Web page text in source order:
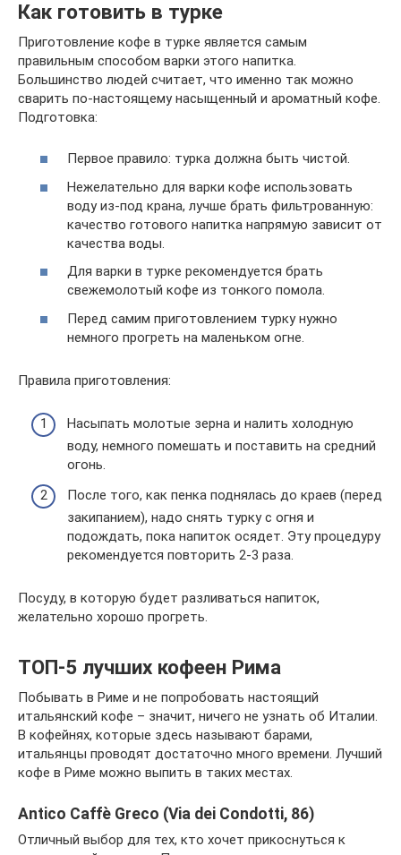
Как готовить в турке
Приготовление кофе в турке является самым
правильным способом варки этого напитка.
Большинство людей считает, что именно так можно
сварить по-настоящему насыщенный и ароматный кофе.
Подготовка:
Первое правило: турка должна быть чистой.
Нежелательно для варки кофе использовать
воду из-под крана, лучше брать фильтрованную:
качество готового напитка напрямую зависит от
качества воды.
Для варки в турке рекомендуется брать
свежемолотый кофе из тонкого помола.
Перед самим приготовлением турку нужно
немного прогреть на маленьком огне.
Правила приготовления:
Насыпать молотые зерна и налить холодную
воду, немного помешать и поставить на средний
огонь.
После того, как пенка поднялась до краев (перед
закипанием), надо снять турку с огня и
подождать, пока напиток осядет. Эту процедуру
рекомендуется повторить 2-3 раза.
Посуду, в которую будет разливаться напиток,
желательно хорошо прогреть.
ТОП-5 лучших кофеен Рима
Побывать в Риме и не попробовать настоящий
итальянский кофе – значит, ничего не узнать об Италии.
В кофейнях, которые здесь называют барами,
итальянцы проводят достаточно много времени. Лучший
кофе в Риме можно выпить в таких местах.
Antico Caffè Greco (Via dei Condotti, 86)
Отличный выбор для тех, кто хочет прикоснуться к